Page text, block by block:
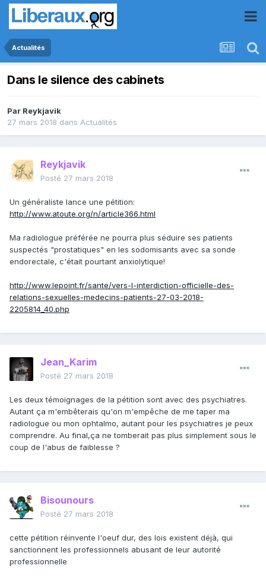
Actualités
Dans le silence des cabinets
Par Reykjavik
27 mars 2018 dans Actualités
Reykjavik
Posté 27 mars 2018
Un généraliste lance une pétition:
http://www.atoute.org/n/article366.html
Ma radiologue préférée ne pourra plus séduire ses patients
suspectés "prostatiques" en les sodomisants avec sa sonde
endorectale, c'était pourtant anxiolytique!
http://www.lepoint.fr/sante/vers-l-interdiction-officielle-des-
relations-sexuelles-medecins-patients-27-03-2018-
2205814_40.php
Jean_Karim
Posté 27 mars 2018
Les deux témoignages de la pétition sont avec des psychiatres.
Autant ça m'embêterais qu'on m'empêche de me taper ma
radiologue ou mon ophtalmo, autant pour les psychiatres je peux
comprendre. Au final,ça ne tomberait pas plus simplement sous le
coup de l'abus de faiblesse ?
Bisounours
Posté 27 mars 2018
cette pétition réinvente l'oeuf dur, des lois existent déjà, qui
sanctionnent les professionnels abusant de leur autorité
professionnelle